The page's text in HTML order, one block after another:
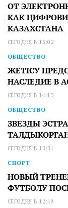
ОТ
КАК
КАЗАХСТАНА
СЕГОДНЯ В 15:02
ОБЩЕСТВО
ЖЕТІСУ
НАСЛЕДИЕ В
СЕГОДНЯ В 14:15
ОБЩЕСТВО
ЗВЕЗДЫ
СЕГОДНЯ В 13:31
СПОРТ
НОВЫЙ
ФУТБОЛУ
СЕГОДНЯ В 12:48